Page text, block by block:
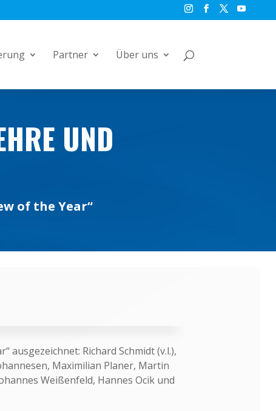
Partner Über uns
UND W
of the Year“
ausgezeichnet: Richard Schmidt (v.l.),
Maximilian Planer, Martin
Weißenfeld, Hannes Ocik und